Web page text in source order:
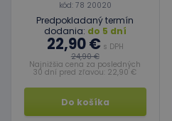
kód: 78 20020
Predpokladaný termín
dodania: do 5 dní
22,90 € s DPH
24,90 €
Najnižšia cena za posledných
30 dní pred zľavou: 22,90 €
Do košíka